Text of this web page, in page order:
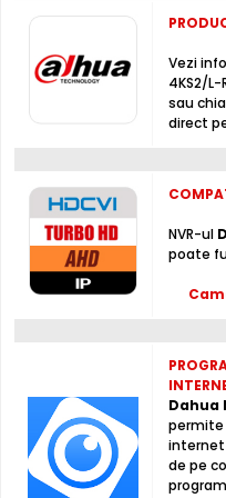
DAHUA NVR4204-P-
video, ce poate inregistra
camere IP de
de 8 Megapixeli, in limita
Inregistrare
Puteti inregistra imagini
video, pe acest NVR,
H.264+ / H.264 , non-
la detectie miscare, lipsa
(maxim 2 x 10000 Gb,
DMSS - Aplicatie
Vezi
4KS2/L-
sau
direct
NVR-ul
poate
Dahua
permite
de pe